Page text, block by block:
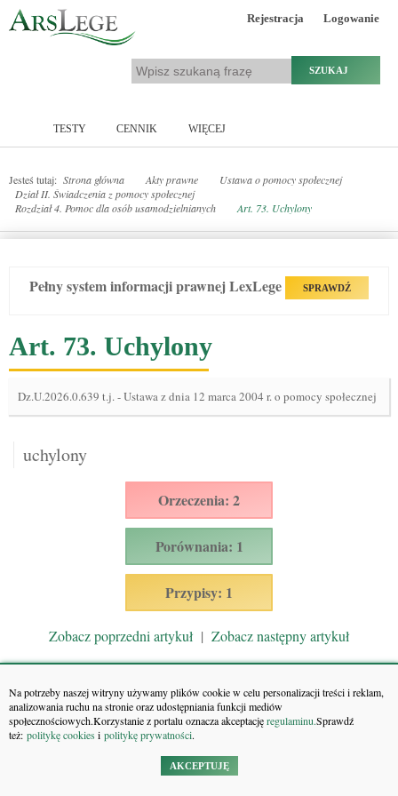
Na potrzeby naszej witryny używamy plików cookie w celu personalizacji treści i reklam,
analizowania ruchu na stronie oraz udostępniania funkcji mediów
społecznościowych.Korzystanie z portalu oznacza akceptacjęregulaminu.Sprawdź
też: politykę cookiesi politykę prywatności.
AKCEPTUJĘ
Rejestracja Logowanie
SZUKAJ
TESTY CENNIK WIĘCEJ
Jesteś tutaj: Strona główna Akty prawne
Ustawa o pomocy społecznej
Dział II. Świadczenia z pomocy społecznej
Rozdział 4. Pomoc dla osób usamodzielnianych
Art. 73. Uchylony
Pełny system informacji prawnej LexLege SPRAWDŹ
Art. 73. Uchylony
Dz.U.2026.0.639 t.j.-Ustawa z dnia 12 marca 2004 r. o pomocy społecznej
uchylony
Orzeczenia: 2
Porównania: 1
Przypisy: 1
Zobacz poprzedni artykuł | Zobacz następny artykuł
Zobacz cały akt prawny
Do
Art. 73. Uchylony